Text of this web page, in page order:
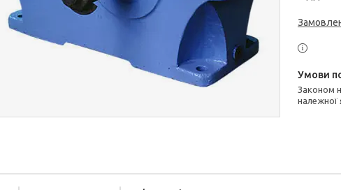
Законом не передбачено повернення та обмін даного товару
належної